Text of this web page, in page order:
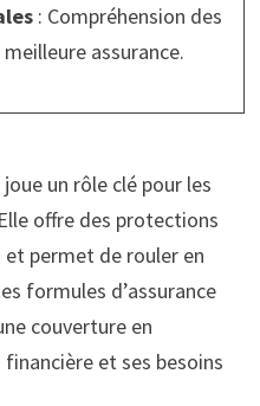
: Compréhension des
assurance.
un rôle clé pour les
offre des protections
permet de rouler en
formules d’assurance
couverture en
et ses besoins